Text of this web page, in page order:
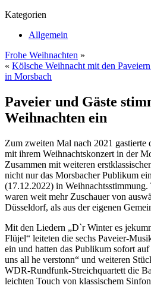
Kategorien
Allgemein
Frohe Weihnachten »
« Kölsche Weihnacht mit den
in Morsbach
Paveier und Gäste
Weihnachten ein
Zum zweiten Mal nach 2021 gastierte
mit ihrem Weihnachtskonzert in der
Zusammen mit weiteren
nicht nur das Morsbacher Publikum
(17.12.2022) in
waren weit mehr Zuschauer von
Düsseldorf, als aus der eigenen
Mit den Liedern „D`r Winter es
Flüjel“ leiteten die sechs Paveier-
ein und hatten das Publikum sofort
uns all he verstonn“ und weiteren
WDR-Rundfunk-Streichquartett die
leichten Touch von klassischem